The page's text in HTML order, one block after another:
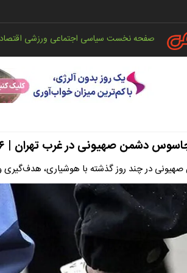
صفحه نخستسیاسی اجتماعی ورزشی